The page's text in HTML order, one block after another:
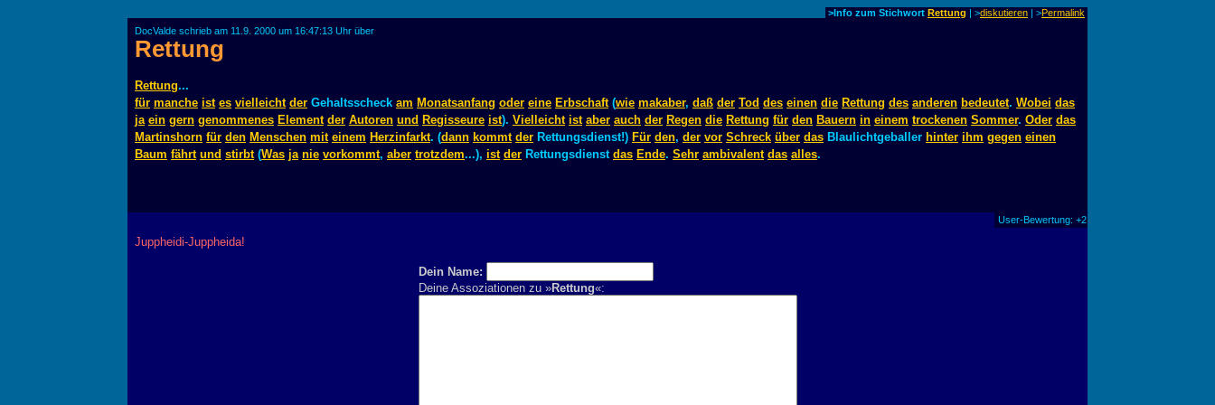
>Info zum Stichwort Rettung | >diskutieren | >Permalink
DocValde schrieb am 11.9. 2000 um 16:47:13 Uhr über
Rettung
Rettung...
für manche ist es vielleicht der Gehaltsscheck am Monatsanfang oder eine Erbschaft(wie makaber, daß der Tod des einen die Rettung des anderen bedeutet. Wobei das
ja ein gern genommenes Element der Autoren und Regisseure ist). Vielleicht ist aber auch der Regen die Rettung für den Bauern in einem trockenen Sommer. Oder das
Martinshorn für den Menschen mit einem Herzinfarkt. (dann kommt der Rettungsdienst!) Für den, der vor Schreck über das Blaulichtgeballer hinter ihm gegen einen
Baum fährt und stirbt(Was ja nie vorkommt, aber trotzdem...), ist der Rettungsdienst das Ende. Sehr ambivalent das alles.
User-Bewertung: +2
Juppheidi-Juppheida!
Dein Name:
Deine Assoziationen zu »Rettung«: